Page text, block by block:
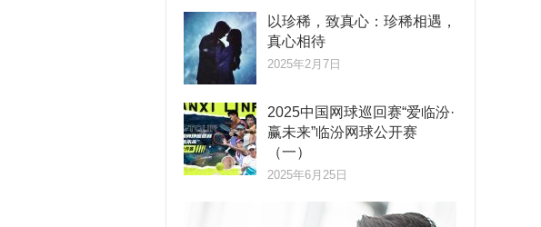
以珍稀，致真心：珍稀相遇，
真心相待
2025年2月7日
2025中国网球巡回赛“爱临汾·
赢未来”临汾网球公开赛
（一）
2025年6月25日